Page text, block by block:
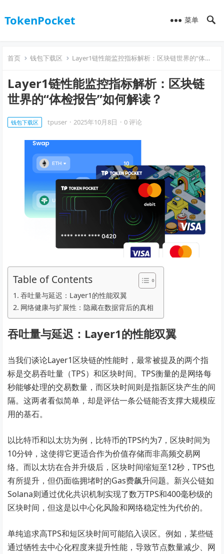
TokenPocket 菜单
首页 钱包下载区 Layer1链性能监控指标解析：区块链世界的“体检报告”如何解读？
Layer1链性能监控指标解析：区块链
世界的“体检报告”如何解读？
钱包下载区 tpuser · 2025年10月8日 · 0 评论
Table of Contents
吞吐量与延迟：Layer1的性能双翼
网络健康与扩展性：隐藏在数据背后的真相
吞吐量与延迟：Layer1的性能双翼
当我们谈论Layer1区块链的性能时，最常被提及的两个指
标是交易吞吐量（TPS）和区块时间。TPS衡量的是网络每
秒能够处理的交易数量，而区块时间则是指新区块产生的间
隔。这两者看似简单，却是评估一条公链能否支撑大规模应
用的基石。
以比特币和以太坊为例，比特币的TPS约为7，区块时间为
10分钟，这使得它更适合作为价值存储而非高频交易网
络。而以太坊在合并升级后，区块时间缩短至12秒，TPS也
有所提升，但仍面临拥堵时的Gas费飙升问题。新兴公链如
Solana则通过优化共识机制实现了数万TPS和400毫秒级的
区块时间，但这是以中心化风险和网络稳定性为代价的。
单纯追求高TPS和短区块时间可能陷入误区。例如，某些链
通过牺牲去中心化程度来提升性能，导致节点数量减少、网